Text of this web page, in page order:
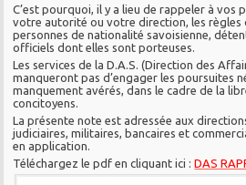
C’est pourquoi, il y a lieu de rappeler à vos
votre autorité ou votre direction, les règles
personnes de nationalité savoisienne,
officiels dont elles sont porteuses.
Les services de la D.A.S. (Direction des
manqueront pas d’engager les poursuites
manquement avérés, dans le cadre de la
concitoyens.
La présente note est adressée aux
judiciaires, militaires, bancaires et
en application.
Téléchargez le pdf en cliquant ici :DAS